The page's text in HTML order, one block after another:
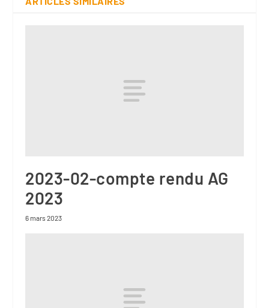
2023-02-compte rendu AG
2023
6 mars 2023